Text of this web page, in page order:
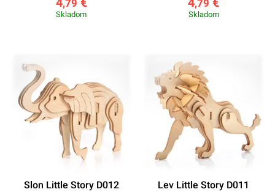
,79
Skladom
,79
Skladom
Slon Little Story D012 Lev Little Story D011